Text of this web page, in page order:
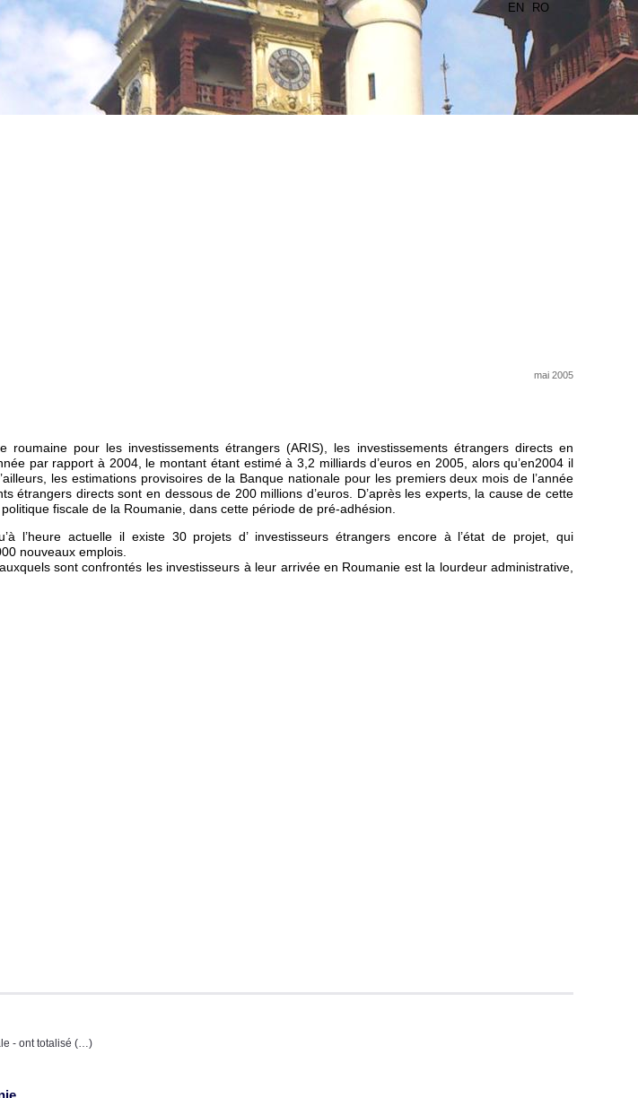
EN RO
mai 2005
roumaine pour les investissements étrangers (ARIS), les investissements étrangers directs en
par rapport à 2004, le montant étant estimé à 3,2 milliards d’euros en 2005, alors qu’en2004 il
les estimations provisoires de la Banque nationale pour les premiers deux mois de l’année
étrangers directs sont en dessous de 200 millions d’euros. D’après les experts, la cause de cette
fiscale de la Roumanie, dans cette période de pré-adhésion.
l’heure actuelle il existe 30 projets d’ investisseurs étrangers encore à l’état de projet, qui
nouveaux emplois.
sont confrontés les investisseurs à leur arrivée en Roumanie est la lourdeur administrative,
- ont totalisé (…)